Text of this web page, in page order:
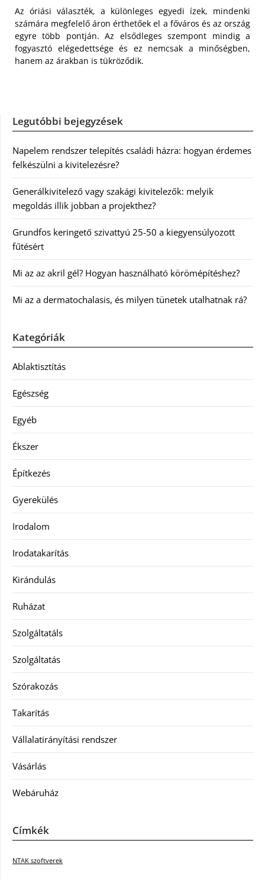
Az óriási választék, a különleges egyedi ízek, mindenki
számára megfelelő áron érthetőek el a főváros és az ország
egyre több pontján. Az elsődleges szempont mindig a
fogyasztó elégedettsége és ez nemcsak a minőségben,
hanem az árakban is tükröződik.
Legutóbbi bejegyzések
Napelem rendszer telepítés családi házra: hogyan érdemes
felkészülni a kivitelezésre?
Generálkivitelező vagy szakági kivitelezők: melyik
megoldás illik jobban a projekthez?
Grundfos keringető szivattyú 25-50 a kiegyensúlyozott
fűtésért
Mi az az akril gél? Hogyan használható körömépítéshez?
Mi az a dermatochalasis, és milyen tünetek utalhatnak rá?
Kategóriák
Ablaktisztítás
Egészség
Egyéb
Ékszer
Építkezés
Gyerekülés
Irodalom
Irodatakarítás
Kirándulás
Ruházat
Szolgáltatáls
Szolgáltatás
Szórakozás
Takarítás
Vállalatirányítási rendszer
Vásárlás
Webáruház
Címkék
NTAK szoftverek